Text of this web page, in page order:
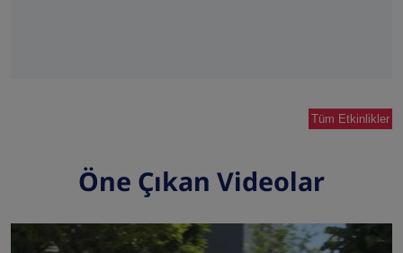
Tüm Etkinlikler
Öne Çıkan Videolar